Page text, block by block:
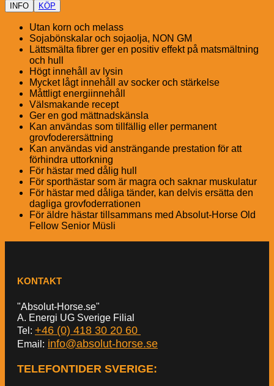
INFO KÖP
Utan korn och melass
Sojabönskalar och sojaolja, NON GM
Lättsmälta fibrer ger en positiv effekt på matsmältning
och hull
Högt innehåll av lysin
Mycket lågt innehåll av socker och stärkelse
Måttligt energiinnehåll
Välsmakande recept
Ger en god mättnadskänsla
Kan användas som tillfällig eller permanent
grovfoderersättning
Kan användas vid ansträngande prestation för att
förhindra uttorkning
För hästar med dålig hull
För sporthästar som är magra och saknar muskulatur
För hästar med dåliga tänder, kan delvis ersätta den
dagliga grovfoderrationen
För äldre hästar tillsammans med Absolut-Horse Old
Fellow Senior Müsli
KONTAKT
"Absolut-Horse.se"
A. Energi UG Sverige Filial
Tel: +46 (0) 418 30 20 60
Email: info@absolut-horse.se
TELEFONTIDER SVERIGE: